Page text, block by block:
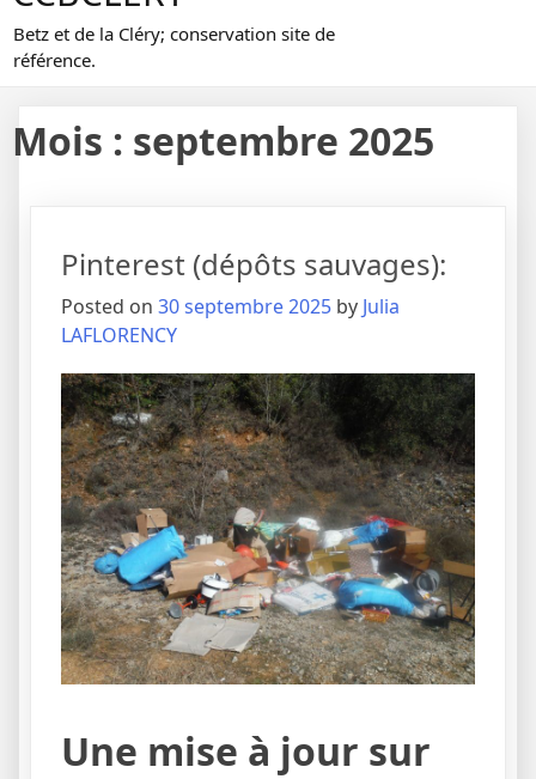
Betz et de la Cléry; conservation site de
référence.
Mois : septembre 2025
Pinterest (dépôts sauvages):
Posted on 30 septembre 2025 by Julia
LAFLORENCY
Une mise à jour sur